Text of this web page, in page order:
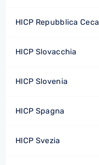
HICP Repubblica Ceca
HICP Slovacchia
HICP Slovenia
HICP Spagna
HICP Svezia